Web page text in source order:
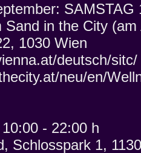
SAMSTAG
Sand in the City
1030 Wien
deutsch/sitc/
neu/en/
- 22:00 h
Schlosspark 1,